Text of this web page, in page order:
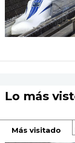
Lo más
Más visitado